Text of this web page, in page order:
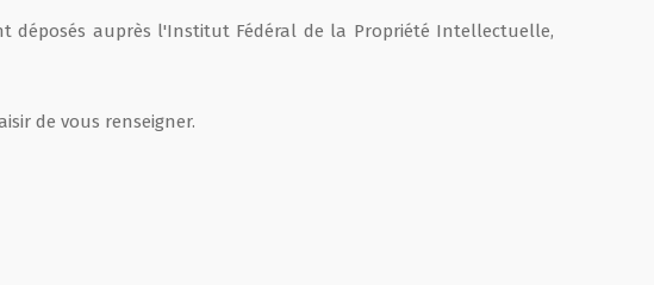
déposés auprès l'Institut Fédéral de la Propriété Intellectuelle,
de vous renseigner.